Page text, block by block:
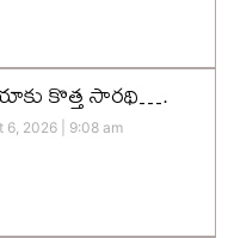
కొత్త సారథి….
6, 2026 9:08 am